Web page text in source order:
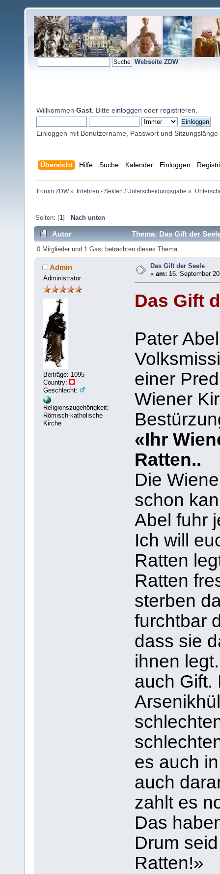
Webseite ZDW
Willkommen Gast . Bitte einloggen oder registrieren
Einloggen mit Benutzername, Passwort und Sitzungslänge
Übersicht Hilfe Suche Kalender Einloggen
Forum ZDW» Irrlehren - Sekten / Unterscheidungsgabe »
Seiten: [1] Nach unten
Autor Thema: Das Gift der
0 Mitglieder und 1 Gast betrachten dieses Thema.
Admin
Administrator
Beiträge: 1095
Country:
Geschlecht:
Religionszugehörigkeit:
Römisch-katholische
Kirche
Das Gift der Seele
«am: 16. September
Das Gift
Pater
einer
Wiener
«Ihr
Ratten..
Die
schon
Abel fuhr
Ich will
Ratten
Ratten
sterben
furchtbar
dass sie
ihnen
auch Gift.
es auch
auch
zahlt es
Das
Drum
Ratten!»